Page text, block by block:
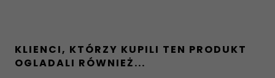
KLIENCI, KTÓRZY KUPILI TEN PRODUKT
OGLADALI RÓWNIEŻ...